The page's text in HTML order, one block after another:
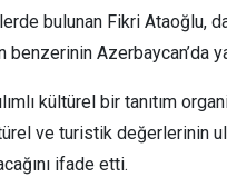
bulunan Fikri Ataoğlu,
Azerbaycan’da
kültürel bir tanıtım
ve turistik değerlerinin
ifade etti.